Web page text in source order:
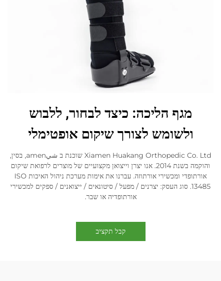
מגף הליכה: כיצד לבחור, ללבוש
ולשומש לצורך שיקום אופטימלי
Xiamen Huakang Orthopedic Co. Ltd שוכנת ב شيamen, בסין,
והוקמה בשנת 2014. אנו יצרן וייצואן מקצועיים של מוצרים לרפואת שיקום
אורתופדי ומכשירי אורתוזה. עברנו את אימות מערכת ניהול האיכות ISO
13485. סוג העסק: יצרנים / מפעל / סיטונאים / ייצואנים / ספקים למכשירי
אורתופדיה או שבר.
קבל תקציב